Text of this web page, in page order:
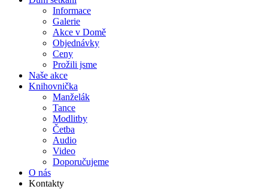
Informace
Galerie
Akce v Domě
Objed­návky
Ceny
Prožili jsme
Naše akce
Knihov­nička
Manželák
Tance
Modlitby
Četba
Audio
Video
Doporu­čujeme
O nás
Kontakty